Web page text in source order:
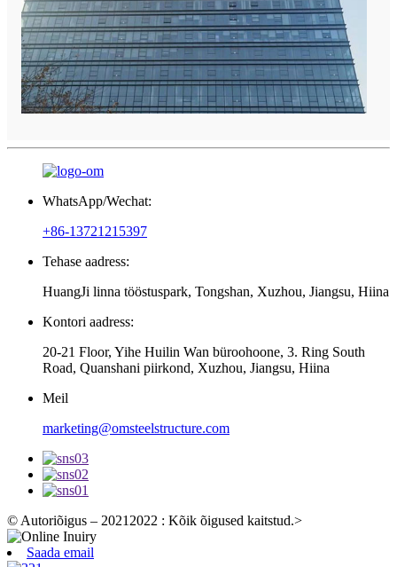
WhatsApp/Wechat:
+86-13721215397
Tehase aadress:
HuangJi linna tööstuspark, Tongshan, Xuzhou, Jiangsu, Hiina
Kontori aadress:
20-21 Floor, Yihe Huilin Wan büroohoone, 3. Ring South
Road, Quanshani piirkond, Xuzhou, Jiangsu, Hiina
Meil
marketing@omsteelstructure.com
© Autoriõigus – 20212022 : Kõik õigused kaitstud.>
Saada email